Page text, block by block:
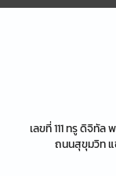
เลขที่ 111 ทรู ดิจิทั
ถนนสุขุมวิท แ